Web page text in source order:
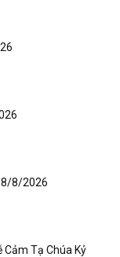
8/8/2026
Cảm Tạ Chúa Kỷ